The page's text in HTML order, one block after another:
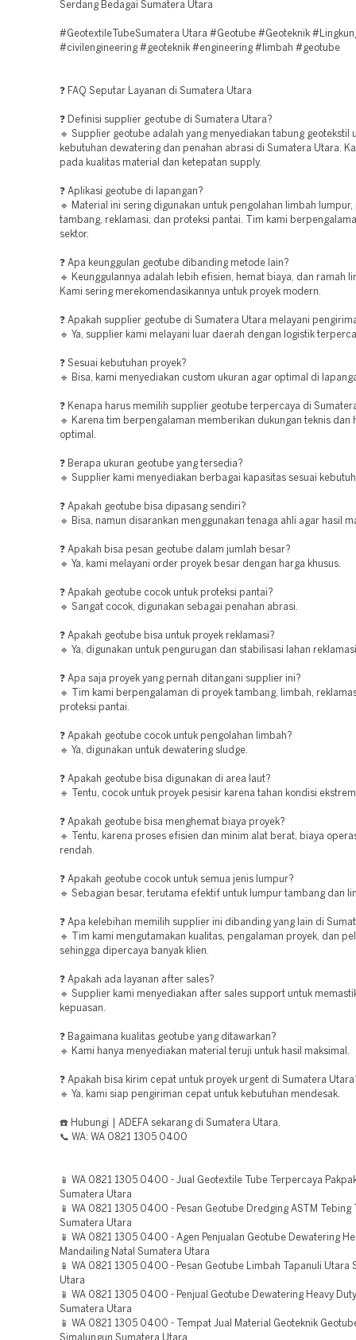
Serdang Bedagai Sumatera Utara
#GeotextileTubeSumatera Utara #Geotube #Geoteknik
#civilengineering #geoteknik #engineering #limbah #geotube
❓ FAQ Seputar Layanan di Sumatera Utara
❓ Definisi supplier geotube di Sumatera Utara?
🔹 Supplier geotube adalah yang menyediakan tabung geotekstil
kebutuhan dewatering dan penahan abrasi di Sumatera Utara.
pada kualitas material dan ketepatan supply.
❓ Aplikasi geotube di lapangan?
🔹 Material ini sering digunakan untuk pengolahan limbah lumpur,
tambang, reklamasi, dan proteksi pantai. Tim kami
sektor.
❓ Apa keunggulan geotube dibanding metode lain?
🔹 Keunggulannya adalah lebih efisien, hemat biaya, dan ramah
Kami sering merekomendasikannya untuk proyek modern.
❓ Apakah supplier geotube di Sumatera Utara melayani
🔹 Ya, supplier kami melayani luar daerah dengan logistik
❓ Sesuai kebutuhan proyek?
🔹 Bisa, kami menyediakan custom ukuran agar optimal di
❓ Kenapa harus memilih supplier geotube terpercaya di
🔹 Karena tim berpengalaman memberikan dukungan teknis dan
optimal.
❓ Berapa ukuran geotube yang tersedia?
🔹 Supplier kami menyediakan berbagai kapasitas sesuai
❓ Apakah geotube bisa dipasang sendiri?
🔹 Bisa, namun disarankan menggunakan tenaga ahli agar hasil
❓ Apakah bisa pesan geotube dalam jumlah besar?
🔹 Ya, kami melayani order proyek besar dengan harga khusus.
❓ Apakah geotube cocok untuk proteksi pantai?
🔹 Sangat cocok, digunakan sebagai penahan abrasi.
❓ Apakah geotube bisa untuk proyek reklamasi?
🔹 Ya, digunakan untuk pengurugan dan stabilisasi lahan
❓ Apa saja proyek yang pernah ditangani supplier ini?
🔹 Tim kami berpengalaman di proyek tambang, limbah,
proteksi pantai.
❓ Apakah geotube cocok untuk pengolahan limbah?
🔹 Ya, digunakan untuk dewatering sludge.
❓ Apakah geotube bisa digunakan di area laut?
🔹 Tentu, cocok untuk proyek pesisir karena tahan kondisi
❓ Apakah geotube bisa menghemat biaya proyek?
🔹 Tentu, karena proses efisien dan minim alat berat, biaya
rendah.
❓ Apakah geotube cocok untuk semua jenis lumpur?
🔹 Sebagian besar, terutama efektif untuk lumpur tambang dan
❓ Apa kelebihan memilih supplier ini dibanding yang lain di
🔹 Tim kami mengutamakan kualitas, pengalaman proyek, dan
sehingga dipercaya banyak klien.
❓ Apakah ada layanan after sales?
🔹 Supplier kami menyediakan after sales support untuk
kepuasan.
❓ Bagaimana kualitas geotube yang ditawarkan?
🔹 Kami hanya menyediakan material teruji untuk hasil maksimal.
❓ Apakah bisa kirim cepat untuk proyek urgent di Sumatera
🔹 Ya, kami siap pengiriman cepat untuk kebutuhan mendesak.
☎️ Hubungi | ADEFA sekarang di Sumatera Utara.
📞 WA: WA 0821 1305 0400
📱 WA 0821 1305 0400 - Jual Geotextile Tube Terpercaya
Sumatera Utara
📱 WA 0821 1305 0400 - Pesan Geotube Dredging ASTM Tebing
Sumatera Utara
📱 WA 0821 1305 0400 - Agen Penjualan Geotube Dewatering
Mandailing Natal Sumatera Utara
📱 WA 0821 1305 0400 - Pesan Geotube Limbah Tapanuli Utara
Utara
📱 WA 0821 1305 0400 - Penjual Geotube Dewatering Heavy
Sumatera Utara
📱 WA 0821 1305 0400 - Tempat Jual Material Geoteknik
Simalungun Sumatera Utara